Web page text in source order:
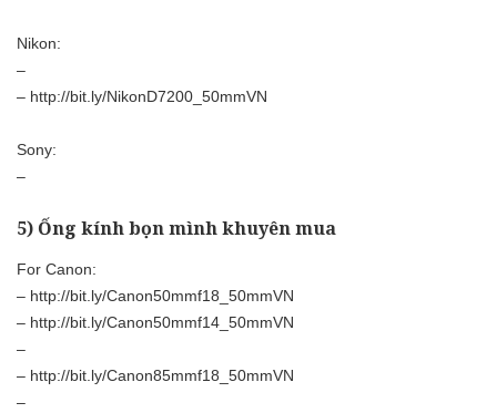
Nikon:
–
– http://bit.ly/NikonD7200_50mmVN
Sony:
–
5) Ống kính bọn mình khuyên mua
For Canon:
– http://bit.ly/Canon50mmf18_50mmVN
– http://bit.ly/Canon50mmf14_50mmVN
–
– http://bit.ly/Canon85mmf18_50mmVN
–